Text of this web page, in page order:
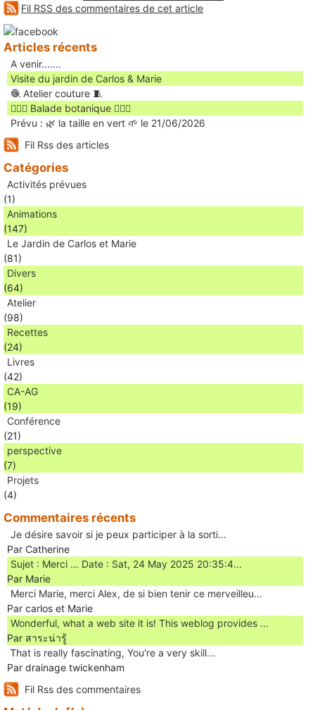
Fil RSS des commentaires de cet article
Articles récents
A venir.......
Visite du jardin de Carlos & Marie
🧶 Atelier couture 🧵
🚶🏻‍♀️ Balade botanique 🚶🏻‍♂️
Prévu : 🌿 la taille en vert 🌱 le 21/06/2026
Fil Rss des articles
Catégories
Activités prévues
(1)
Animations
(147)
Le Jardin de Carlos et Marie
(81)
Divers
(64)
Atelier
(98)
Recettes
(24)
Livres
(42)
CA-AG
(19)
Conférence
(21)
perspective
(7)
Projets
(4)
Commentaires récents
Je désire savoir si je peux participer à la sorti...
Par Catherine
Sujet : Merci … Date : Sat, 24 May 2025 20:35:4...
Par Marie
Merci Marie, merci Alex, de si bien tenir ce merveilleu...
Par carlos et Marie
Wonderful, what a web site it is! This weblog provides ...
Par สาระน่ารู้
Ꭲhat is really fascinating, You'rе a very skill...
Par drainage twickenham
Fil Rss des commentaires